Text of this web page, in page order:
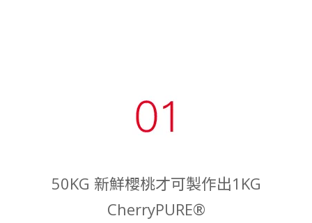
50KG 新鮮櫻桃才可製作出1KG
CherryPURE®